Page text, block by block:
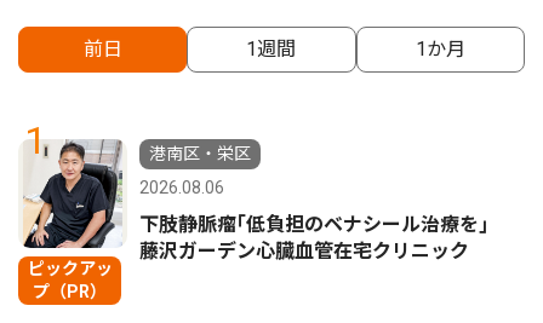
前日 1週間 1か月
1
ピックアッ
プ（PR）
港南区・栄区
2026.08.06
下肢静脈瘤｢低負担のベナシール治療を｣
藤沢ガーデン心臓血管在宅クリニック